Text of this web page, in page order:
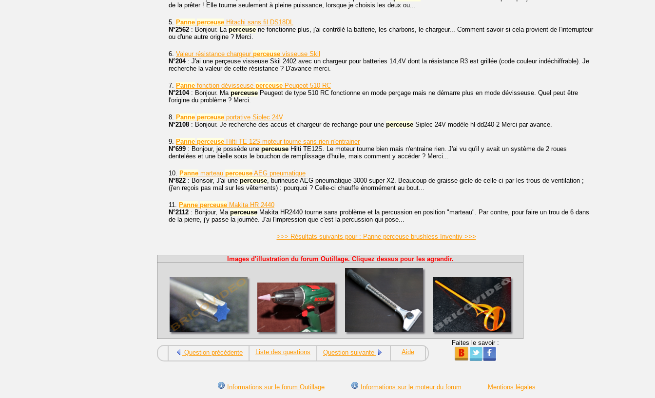
de la prêter ! Elle tourne seulement à pleine puissance, lorsque je choisis les deux ou...
5. Panne perceuse Hitachi sans fil DS18DL
N°2562 : Bonjour. La perceuse ne fonctionne plus, j'ai contrôlé la batterie, les charbons, le chargeur... Comment savoir si cela provient de l'interrupteur
ou d'une autre origine ? Merci.
6. Valeur résistance chargeur perceuse visseuse Skil
N°204: J'ai une perçeuse visseuse Skil 2402 avec un chargeur pour batteries 14,4V dont la résistance R3 est grillée (code couleur indéchiffrable). Je
recherche la valeur de cette résistance ? D'avance merci.
7. Panne fonction dévisseuse perceuse Peugeot 510 RC
N°2104: Bonjour. Ma perceuse Peugeot de type 510 RC fonctionne en mode perçage mais ne démarre plus en mode dévisseuse. Quel peut être
l'origine du problème ? Merci.
8. Panne perceuse portative Siplec 24V
N°2108 : Bonjour. Je recherche des accus et chargeur de rechange pour une perceuse Siplec 24V modèle hl-dd240-2 Merci par avance.
9. Panne perceuse Hilti TE 12S moteur tourne sans rien n'entrainer
N°699 : Bonjour, je possède une perceuse Hilti TE12S. Le moteur tourne bien mais n'entraine rien. J'ai vu qu'il y avait un système de 2 roues
dentelées et une bielle sous le bouchon de remplissage d'huile, mais comment y accéder ? Merci...
10. Panne marteau perceuse AEG pneumatique
N°822 : Bonsoir, J'ai une perceuse, burineuse AEG pneumatique 3000 super X2. Beaucoup de graisse gicle de celle-ci par les trous de ventilation ;
(j'en reçois pas mal sur les vêtements) : pourquoi ? Celle-ci chauffe énormément au bout...
11. Panne perceuse Makita HR 2440
N°2112 : Bonjour, Ma perceuse Makita HR2440 tourne sans problème et la percussion en position "marteau". Par contre, pour faire un trou de 6 dans
de la pierre, j'y passe la journée. J'ai l'impression que c'est la percussion qui pose...
>>> Résultats suivants pour : Panne perceuse brushless Inventiv >>>
Images d'illustration du forum Outillage. Cliquez dessus pour les agrandir.
Question précédente Liste des questions Question suivante Aide
Faites le savoir :
Informations sur le forum Outillage Informations sur le moteur du forum Mentions légales